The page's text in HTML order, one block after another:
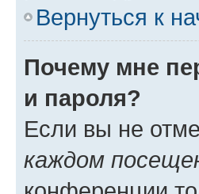
Вернуться к
Почему мне
и пароля?
Если вы не
каждом